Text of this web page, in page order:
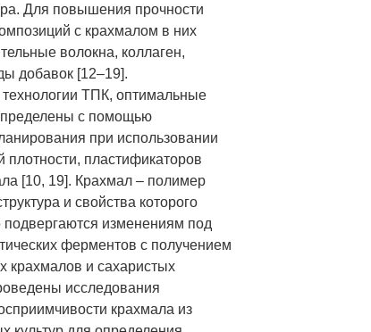
Для повышения прочности
с крахмалом в них
волокна, коллаген,
добавок [12–19].
ТПК, оптимальные
с помощью
при использовании
плотности, пластификаторов
[10, 19]. Крахмал – полимер
и свойства которого
подвергаются изменениям под
ферментов с получением
крахмалов и сахаристых
исследования
крахмала из